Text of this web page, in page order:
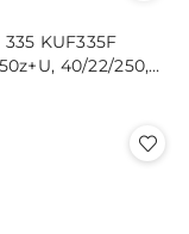
335 KUF335F
40/22/250,